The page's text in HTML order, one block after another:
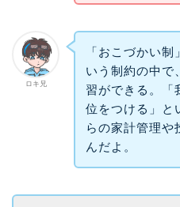
ロキ兄
「おこづかい
いう制約の中で
習ができる。「
位をつける」と
らの家計管理や
んだよ。